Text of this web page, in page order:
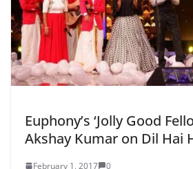
Euphony’s ‘Jolly Good
Akshay Kumar on Dil Hai
February 1, 2017 0